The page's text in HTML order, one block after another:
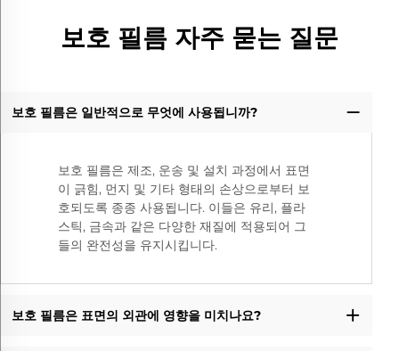
보호 필름 자주 묻는 질문
보호 필름은 일반적으로 무엇에 사용됩니까?
보호 필름은 제조, 운송 및 설치 과정에서 표면
이 긁힘, 먼지 및 기타 형태의 손상으로부터 보
호되도록 종종 사용됩니다. 이들은 유리, 플라
스틱, 금속과 같은 다양한 재질에 적용되어 그
들의 완전성을 유지시킵니다.
보호 필름은 표면의 외관에 영향을 미치나요?